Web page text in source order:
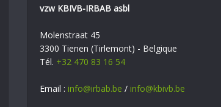
vzw KBIVB-IRBAB asbl
Molenstraat 45
3300 Tienen (Tirlemont) - Belgique
Tél. +32 470 83 16 54
Email : info@irbab.be / info@kbivb.be